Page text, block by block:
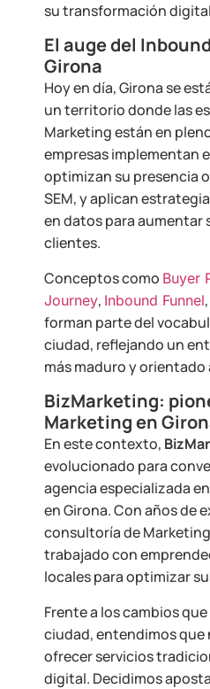
su transformación
El auge del
Girona
Hoy en día, Girona se
un territorio donde las
Marketing están en
empresas implementan
optimizan su presencia
SEM, y aplican
en datos para aumentar
clientes.
Conceptos como Buyer
Journey, Inbound Funnel,
forman parte del
ciudad, reflejando un
más maduro y orientado
BizMarketing:
Marketing en
En este contexto,
evolucionado para
agencia especializada
en Girona. Con años de
consultoría de
trabajado con
locales para optimizar
Frente a los cambios
ciudad, entendimos que
ofrecer servicios
digital. Decidimos